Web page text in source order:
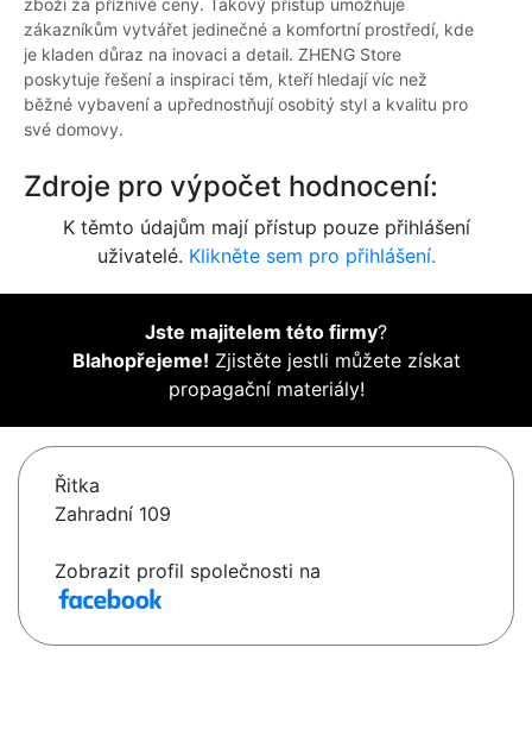
zboží za příznivé ceny. Takový přístup umožňuje
zákazníkům vytvářet jedinečné a komfortní prostředí, kde
je kladen důraz na inovaci a detail. ZHENG Store
poskytuje řešení a inspiraci těm, kteří hledají víc než
běžné vybavení a upřednostňují osobitý styl a kvalitu pro
své domovy.
Zdroje pro výpočet hodnocení:
K těmto údajům mají přístup pouze přihlášení
uživatelé. Klikněte sem pro přihlášení.
Jste majitelem této firmy?
Blahopřejeme! Zjistěte jestli můžete získat
propagační materiály!
Řitka
Zahradní 109
Zobrazit profil společnosti na